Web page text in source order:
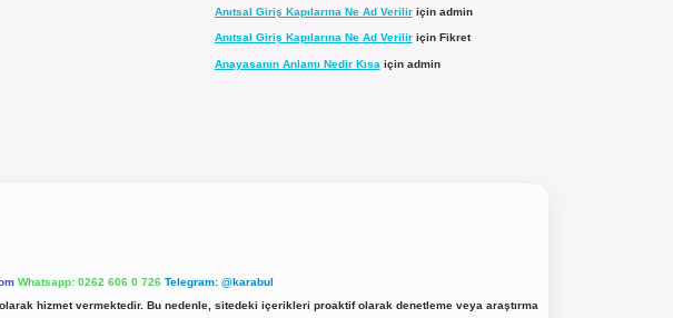
Anıtsal Giriş Kapılarına Ne Ad Veriliriçin admin
Anıtsal Giriş Kapılarına Ne Ad Veriliriçin Fikret
Anayasanın Anlamı Nedir Kısa için admin
Whatsapp: 0262 606 0 726 Telegram: @karabul
hizmet vermektedir. Bu nedenle, sitedeki içerikleri proaktif olarak denetleme veya araştırma